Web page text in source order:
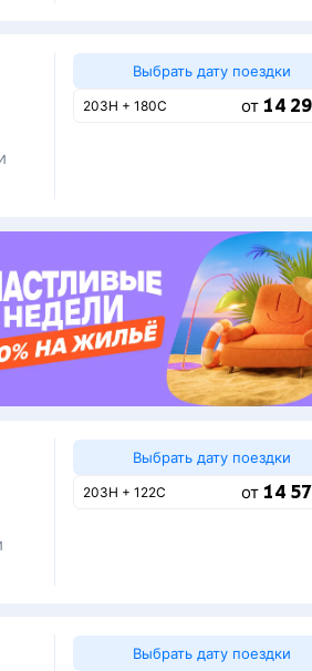
Выбрать дату поездки
203Н + 180С от 14
Выбрать дату поездки
203Н + 122С от 14
Выбрать дату поездки